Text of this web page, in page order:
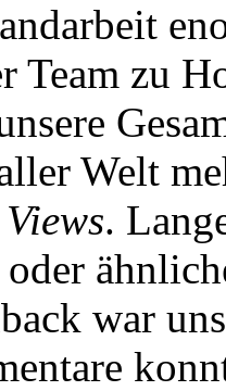
Team zu
Welt
.
war